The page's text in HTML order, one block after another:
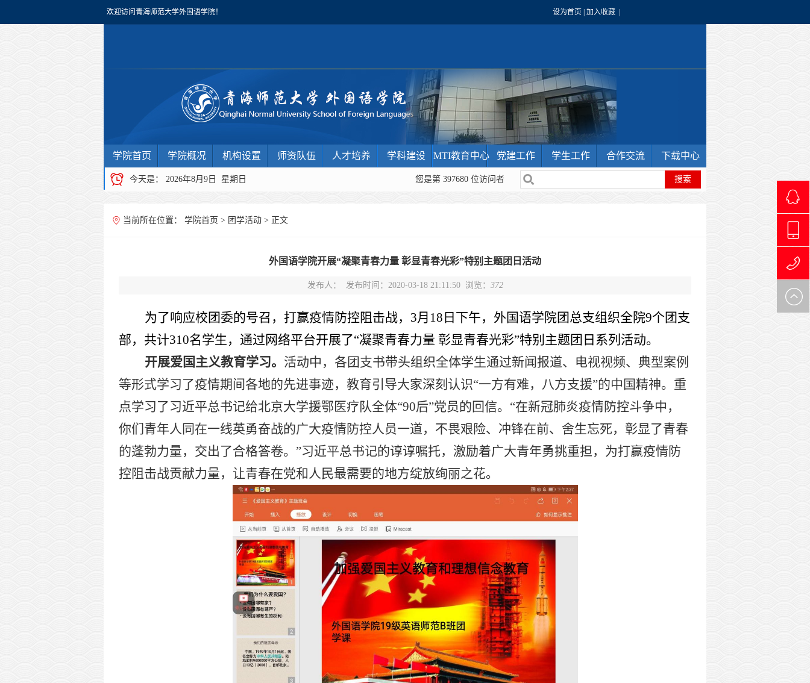
欢迎访问青海师范大学外国语学院！ 设为首页 加入收藏
学院首页 学院概况 机构设置 师资队伍 人才培养 学科建设 MTI教育中心 党建工作 学生工作 合作交流 下载中心
今天是： 2026年8月9日 星期日 您是第 397680 位访问者
当前所在位置： 学院首页 > 团学活动 > 正文
外国语学院开展“凝聚青春力量 彰显青春光彩”特别主题团日活动
发布人： 发布时间：2020-03-18 21:11:50 浏览： 372
为了响应校团委的号召，打赢疫情防控阻击战，3月18日下午，外国语学院团总支组织全院9个团支
部，共计310名学生，通过网络平台开展了“凝聚青春力量 彰显青春光彩”特别主题团日系列活动。
开展爱国主义教育学习。 活动中，各团支书带头组织全体学生通过新闻报道、电视视频、典型案例
等形式学习了疫情期间各地的先进事迹，教育引导大家深刻认识“一方有难，八方支援”的中国精神。重
点学习了习近平总书记给北京大学援鄂医疗队全体“90后”党员的回信。“在新冠肺炎疫情防控斗争中，
你们青年人同在一线英勇奋战的广大疫情防控人员一道，不畏艰险、冲锋在前、舍生忘死，彰显了青春
的蓬勃力量，交出了合格答卷。”习近平总书记的谆谆嘱托，激励着广大青年勇挑重担，为打赢疫情防
控阻击战贡献力量，让青春在党和人民最需要的地方绽放绚丽之花。
0971-